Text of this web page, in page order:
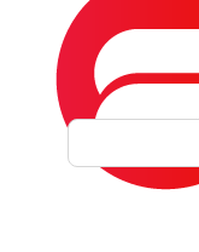
Наш